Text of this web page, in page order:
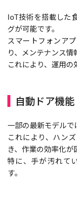
IoT技術を搭載した
グが可能です。
スマートフォンア
り、メンテナンス情
これにより、運用の
自動ドア機能
一部の最新モデルで
これにより、ハン
き、作業の効率化が
特に、手が汚れて
す。